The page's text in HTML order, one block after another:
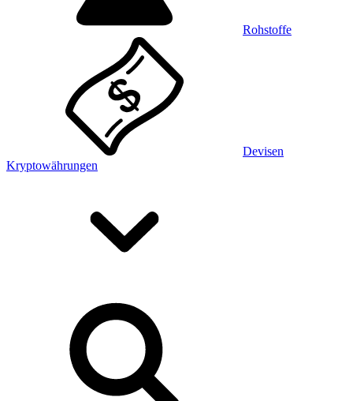
Rohstoffe
Devisen
Kryptowährungen